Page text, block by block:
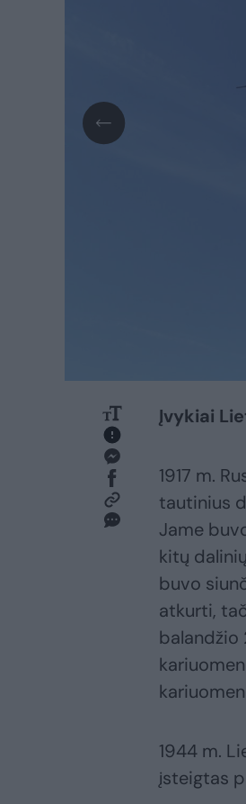
Įvykiai
1917 m.
tautinius
Jame
kitų
buvo
atkurti,
balandžio
1944 m.
įsteigtas